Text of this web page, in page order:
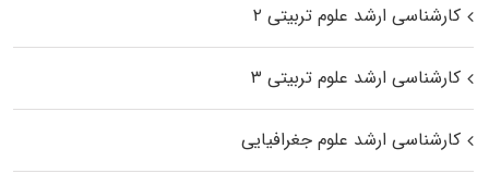
کارشناسی ارشد علوم تربیتی ۲
کارشناسی ارشد علوم تربیتی ۳
کارشناسی ارشد علوم جغرافیایی